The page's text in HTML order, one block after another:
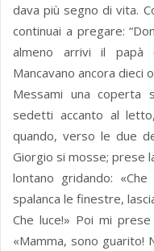
dava più segno di vita.
continuai a pregare:
almeno arrivi il papà
Mancavano ancora dieci
Messami una coperta
sedetti accanto al
quando, verso le due
Giorgio si mosse; prese
lontano gridando:
spalanca le finestre,
Che luce!» Poi mi
«Mamma, sono guarito!